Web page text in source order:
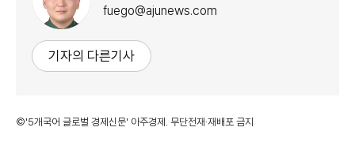
fuego@ajunews.com
기자의 다른기사
©'5개국어 글로벌 경제신문' 아주경제. 무단전재·재배포 금지